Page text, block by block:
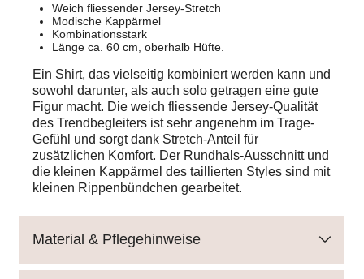
Weich fliessender Jersey-Stretch
Modische Kappärmel
Kombinationsstark
Länge ca. 60 cm, oberhalb Hüfte.
Ein Shirt, das vielseitig kombiniert werden kann und
sowohl darunter, als auch solo getragen eine gute
Figur macht. Die weich fliessende Jersey-Qualität
des Trendbegleiters ist sehr angenehm im Trage-
Gefühl und sorgt dank Stretch-Anteil für
zusätzlichen Komfort. Der Rundhals-Ausschnitt und
die kleinen Kappärmel des taillierten Styles sind mit
kleinen Rippenbündchen gearbeitet.
Material & Pflegehinweise